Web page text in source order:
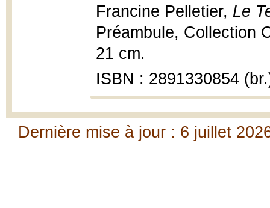
Francine Pelletier, Le
Préambule, Collection
21 cm.
ISBN : 2891330854
Dernière mise à jour : 6 juillet